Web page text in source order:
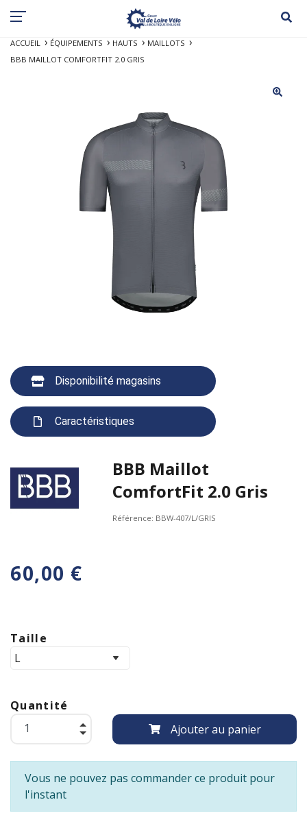
ACCUEIL ÉQUIPEMENTS HAUTS
MAILLOTS
BBB MAILLOT COMFORTFIT 2.0 GRIS
Disponibilité magasins
Caractéristiques
BBB Maillot
ComfortFit 2.0 Gris
Référence: BBW-407/L/GRIS
60,00 €
Taille
Quantité
Ajouter au panier
Vous ne pouvez pas commander ce produit pour
l'instant